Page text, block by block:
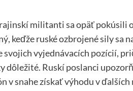
militanti sa opäť pokúsili
keďže ruské ozbrojené sily sa
vyjednávacích pozícií,
dôležité. Ruskí poslanci
v snahe získať výhodu v ďalších